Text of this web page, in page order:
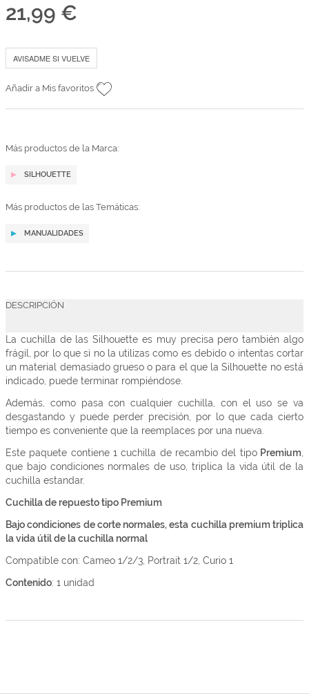
21,99 €
AVISADME SI VUELVE
Añadir a Mis favoritos
Más productos de la Marca:
SILHOUETTE
Más productos de las Temáticas:
MANUALIDADES
DESCRIPCIÓN
La cuchilla de las Silhouette es muy precisa pero también algo
frágil, por lo que si no la utilizas como es debido o intentas cortar
un material demasiado grueso o para el que la Silhouette no está
indicado, puede terminar rompiéndose.
Además, como pasa con cualquier cuchilla, con el uso se va
desgastando y puede perder precisión, por lo que cada cierto
tiempo es conveniente que la reemplaces por una nueva.
Este paquete contiene 1 cuchilla de recambio del tipoPremium,
que bajo condiciones normales de uso, triplica la vida útil de la
cuchilla estandar.
Cuchilla de repuesto tipo Premium
Bajo condiciones de corte normales, esta cuchilla premium triplica
la vida útil de la cuchilla normal
Compatible con: Cameo 1/2/3, Portrait 1/2, Curio 1
Contenido: 1 unidad